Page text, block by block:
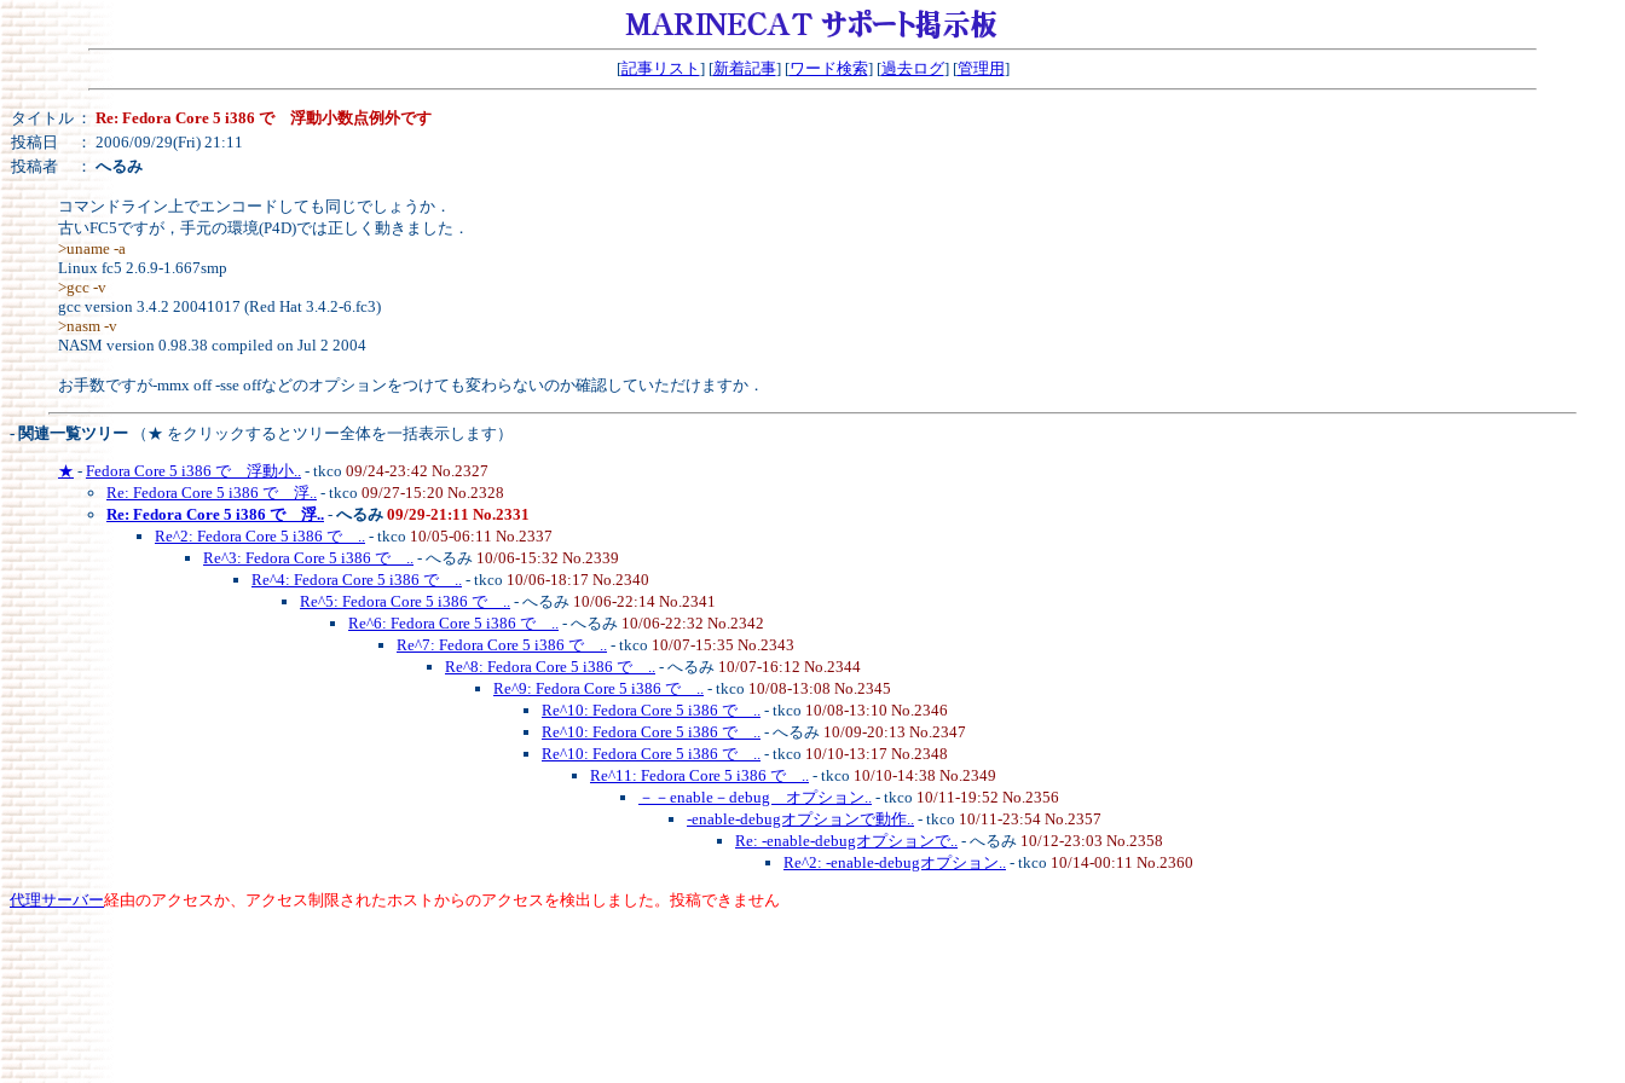
[記事リスト ] [新着記事] [ワード検索] [過去ログ] [管理用]
タイトル ： Re: Fedora Core 5 i386 で 浮動小数点例外です
投稿日
： 2006/09/29(Fri) 21:11
投稿者
： へるみ
コマンドライン上でエンコードしても同じでしょうか．
古いFC5ですが，手元の環境(P4D)では正しく動きました．
>uname -a
Linux fc5 2.6.9-1.667smp
>gcc -v
gcc version 3.4.2 20041017 (Red Hat 3.4.2-6.fc3)
>nasm -v
NASM version 0.98.38 compiled on Jul 2 2004
お手数ですが-mmx off -sse offなどのオプションをつけても変わらないのか確認していただけますか．
- 関連一覧ツリー （★ をクリックするとツリー全体を一括表示します）
★ - Fedora Core 5 i386 で 浮動小.. - tkco 09/24-23:42 No.2327
Re: Fedora Core 5 i386 で 浮.. - tkco 09/27-15:20 No.2328
Re: Fedora Core 5 i386 で 浮.. - へるみ 09/29-21:11 No.2331
Re^2: Fedora Core 5 i386 で ..
- tkco 10/05-06:11 No.2337
Re^3: Fedora Core 5 i386 で ..
- へるみ 10/06-15:32 No.2339
Re^4: Fedora Core 5 i386 で ..
- tkco 10/06-18:17 No.2340
Re^5: Fedora Core 5 i386 で ..
- へるみ 10/06-22:14 No.2341
Re^6: Fedora Core 5 i386 で ..
- へるみ 10/06-22:32 No.2342
Re^7: Fedora Core 5 i386 で ..
- tkco 10/07-15:35 No.2343
Re^8: Fedora Core 5 i386 で ..
- へるみ 10/07-16:12 No.2344
Re^9: Fedora Core 5 i386 で ..
- tkco 10/08-13:08 No.2345
Re^10: Fedora Core 5 i386 で ..
- tkco 10/08-13:10 No.2346
Re^10: Fedora Core 5 i386 で ..
- へるみ 10/09-20:13 No.2347
Re^10: Fedora Core 5 i386 で ..
- tkco 10/10-13:17 No.2348
Re^11: Fedora Core 5 i386 で ..
- tkco 10/10-14:38 No.2349
－－enable－debug オプション..
- tkco 10/11-19:52 No.2356
-enable-debugオプションで動作.. - tkco 10/11-23:54 No.2357
Re: -enable-debugオプションで.. - へるみ 10/12-23:03 No.2358
Re^2: -enable-debugオプション..
- tkco 10/14-00:11 No.2360
代理サーバー経由のアクセスか、アクセス制限されたホストからのアクセスを検出しました。投稿できません